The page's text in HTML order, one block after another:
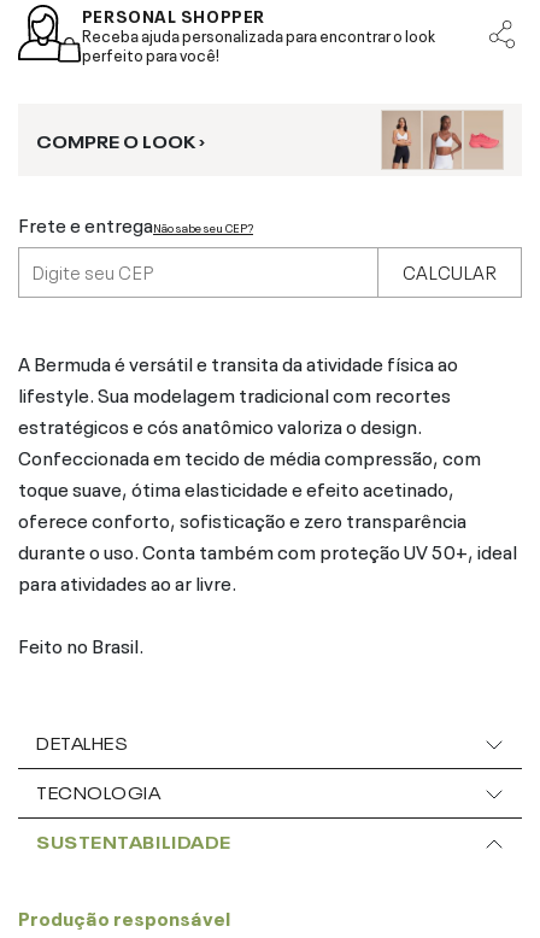
PERSONAL SHOPPER
Receba ajuda personalizada para encontrar o look
perfeito para você!
COMPRE O LOOK ›
Frete e entregaNão sabe seu CEP?
CALCULAR
A Bermuda é versátil e transita da atividade física ao
lifestyle. Sua modelagem tradicional com recortes
estratégicos e cós anatômico valoriza o design.
Confeccionada em tecido de média compressão, com
toque suave, ótima elasticidade e efeito acetinado,
oferece conforto, sofisticação e zero transparência
durante o uso. Conta também com proteção UV 50+, ideal
para atividades ao ar livre.
Feito no Brasil.
DETALHES
TECNOLOGIA
SUSTENTABILIDADE
Produção responsável